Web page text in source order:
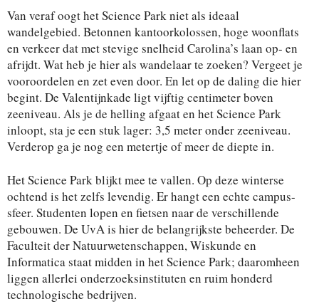
Van veraf oogt het Science Park niet als ideaal
wandelgebied. Betonnen kantoorkolossen, hoge woonflats
en verkeer dat met stevige snelheid Carolina’s laan op- en
afrijdt. Wat heb je hier als wandelaar te zoeken? Vergeet je
vooroordelen en zet even door. En let op de daling die hier
begint. De Valentijnkade ligt vijftig centimeter boven
zeeniveau. Als je de helling afgaat en het Science Park
inloopt, sta je een stuk lager: 3,5 meter onder zeeniveau.
Verderop ga je nog een metertje of meer de diepte in.
Het Science Park blijkt mee te vallen. Op deze winterse
ochtend is het zelfs levendig. Er hangt een echte campus-
sfeer. Studenten lopen en fietsen naar de verschillende
gebouwen. De UvA is hier de belangrijkste beheerder. De
Faculteit der Natuurwetenschappen, Wiskunde en
Informatica staat midden in het Science Park; daaromheen
liggen allerlei onderzoeksinstituten en ruim honderd
technologische bedrijven.